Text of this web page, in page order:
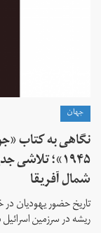
جهان
نگاهی به کتاب
۱۹۴۵»؛
شمال آفریقا
تاریخ حضور یهودیان در
ریشه در سرزمین